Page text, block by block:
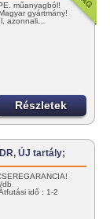
műanyagból!
gyártmány!
azonnali…
Részletek
ÚJ tartály;
db
idő : 1-2